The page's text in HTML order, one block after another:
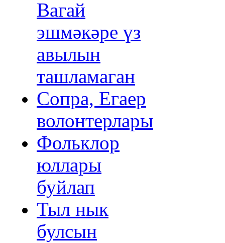
Вагай
эшмәкәре үз
авылын
ташламаган
Сопра, Егаер
волонтерлары
Фольклор
юллары
буйлап
Тыл нык
булсын